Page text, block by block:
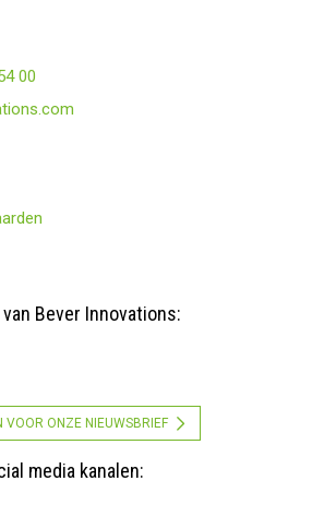
00
Bever Innovations:
VOOR ONZE NIEUWSBRIEF
media kanalen: